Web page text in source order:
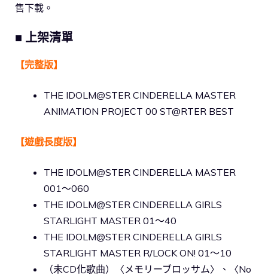
售下載。
■ 上架清單
【完整版】
THE IDOLM@STER CINDERELLA MASTER
ANIMATION PROJECT 00 ST@RTER BEST
【遊戲長度版】
THE IDOLM@STER CINDERELLA MASTER
001～060
THE IDOLM@STER CINDERELLA GIRLS
STARLIGHT MASTER 01～40
THE IDOLM@STER CINDERELLA GIRLS
STARLIGHT MASTER R/LOCK ON! 01～10
（未CD化歌曲）〈メモリーブロッサム〉、〈No